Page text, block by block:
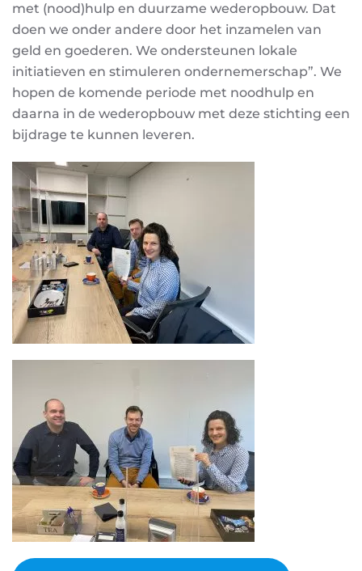
met (nood)hulp en duurzame wederopbouw. Dat
doen we onder andere door het inzamelen van
geld en goederen. We ondersteunen lokale
initiatieven en stimuleren ondernemerschap”. We
hopen de komende periode met noodhulp en
daarna in de wederopbouw met deze stichting een
bijdrage te kunnen leveren.